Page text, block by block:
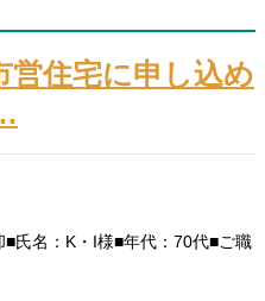
営住宅に申し込め
■氏名：K・I様■年代：70代■ご職